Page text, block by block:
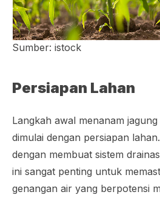
Sumber: istock
Persiapan Lahan
Langkah awal menanam
dimulai dengan persiapan
dengan membuat sistem
ini sangat penting untuk
genangan air yang berpotensi